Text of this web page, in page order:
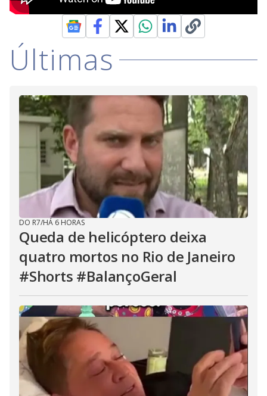
Últimas
DO R7/HÁ 6 HORAS
Queda de helicóptero deixa
quatro mortos no Rio de Janeiro
#Shorts #BalançoGeral